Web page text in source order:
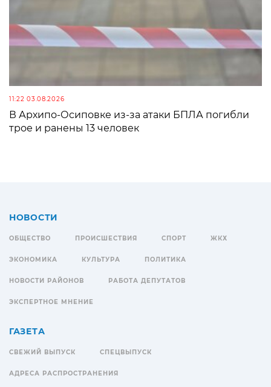
11:22 03.08.2026
В Архипо-Осиповке из-за атаки БПЛА погибли
трое и ранены 13 человек
НОВОСТИ
ОБЩЕСТВО ПРОИСШЕСТВИЯ СПОРТ ЖКХ
ЭКОНОМИКА КУЛЬТУРА ПОЛИТИКА
НОВОСТИ РАЙОНОВ РАБОТА ДЕПУТАТОВ
ЭКСПЕРТНОЕ МНЕНИЕ
ГАЗЕТА
СВЕЖИЙ ВЫПУСК СПЕЦВЫПУСК
АДРЕСА РАСПРОСТРАНЕНИЯ